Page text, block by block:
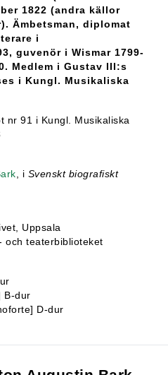
1822 (andra källor
Ämbetsman, diplomat
i
guvenör i Wismar 1799-
Medlem i Gustav III:s
i Kungl. Musikaliska
nr 91 i Kungl. Musikaliska
, i Svenskt biografiskt
Uppsala
och teaterbiblioteket
B-dur
D-dur